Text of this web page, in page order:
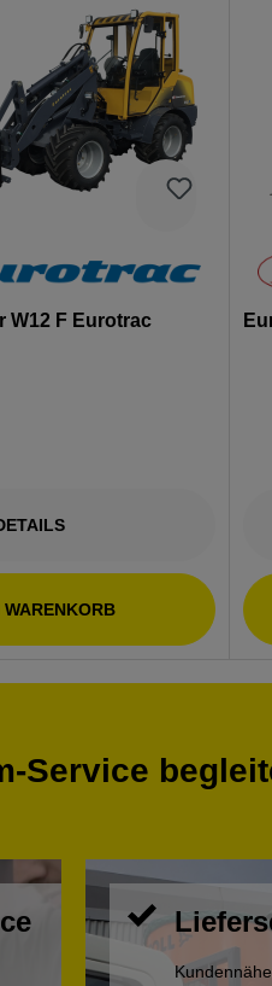
W12 F Eurotrac
WARENKORB
Service